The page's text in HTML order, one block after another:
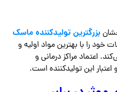
بزرگترین تولیدکننده ماسک
را با بهترین مواد اولیه و
اعتماد مراکز درمانی و
این تولیدکننده است.